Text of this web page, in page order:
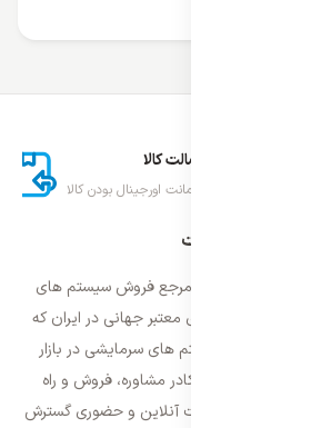
اصالت کالا
ضمانت اورجینال بودن کالا
درباره ایران اسپلیت
اولین و معتمد ترین مرجع فروش سیستم های
با برند های معتبر جهانی در ایران که
فعالیت خود را از سال ۱۳۸۷ با فروش سیستم های سرمایشی در بازار
تهران شروع و از سال ۱۳۹۵ با بهره گیری از کادر مشاوره، فروش و راه
سراسر کشور به صورت آنلاین و حضوری گسترش